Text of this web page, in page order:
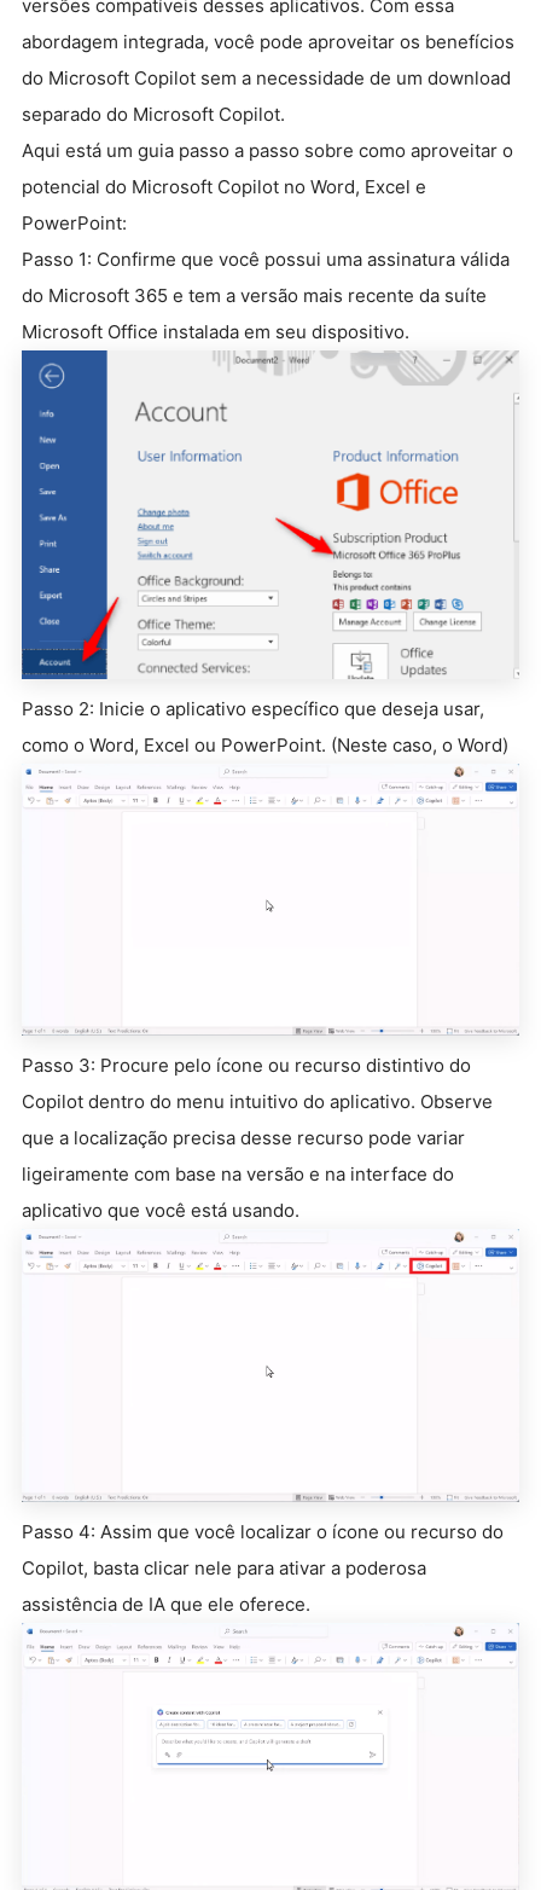
versões compatíveis desses aplicativos. Com essa
abordagem integrada, você pode aproveitar os benefícios
do Microsoft Copilot sem a necessidade de um download
separado do Microsoft Copilot.
Aqui está um guia passo a passo sobre como aproveitar o
potencial do Microsoft Copilot no Word, Excel e
PowerPoint:
Passo 1: Confirme que você possui uma assinatura válida
do Microsoft 365 e tem a versão mais recente da suíte
Microsoft Office instalada em seu dispositivo.
Passo 2: Inicie o aplicativo específico que deseja usar,
como o Word, Excel ou PowerPoint. (Neste caso, o Word)
Passo 3: Procure pelo ícone ou recurso distintivo do
Copilot dentro do menu intuitivo do aplicativo. Observe
que a localização precisa desse recurso pode variar
ligeiramente com base na versão e na interface do
aplicativo que você está usando.
Passo 4: Assim que você localizar o ícone ou recurso do
Copilot, basta clicar nele para ativar a poderosa
assistência de IA que ele oferece.